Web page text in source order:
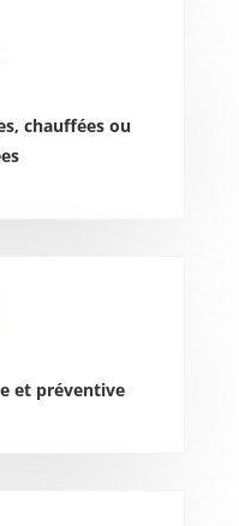
chauffées ou
et préventive